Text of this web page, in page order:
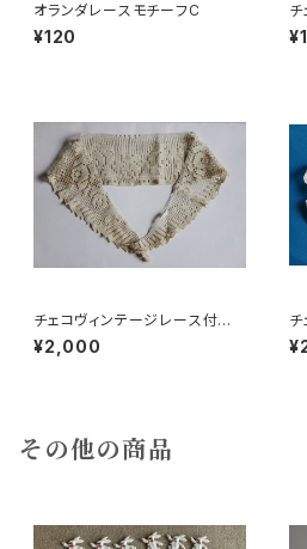
オランダレースモチーフC
¥120
ス
チェコヴィンテージレース付け
襟c
¥2,000
チ
その他の商品